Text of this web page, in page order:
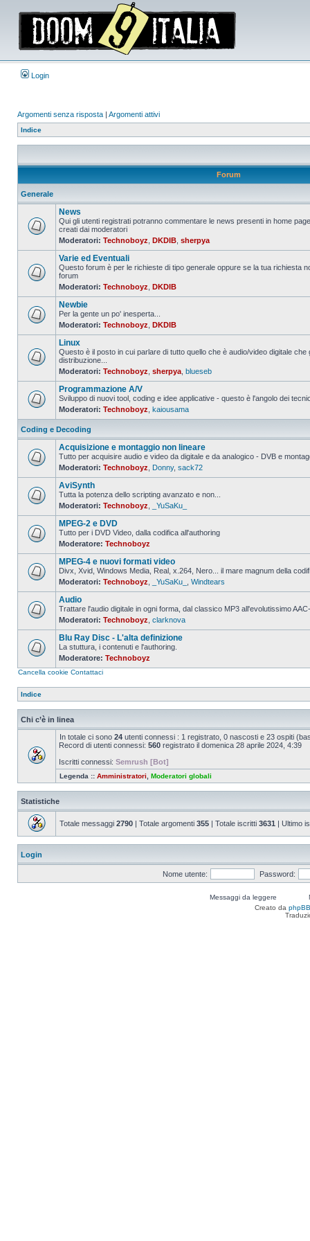
Login
Argomenti senza risposta | Argomenti attivi
Indice
Forum
Generale
Nessun
da
leggere
News
Qui gli utenti registrati potranno commentare le news presenti in home
creati dai moderatori
Moderatori: Technoboyz DKDIB sherpya
Nessun
da
leggere
Varie ed Eventuali
Questo forum è per le richieste di tipo generale oppure se la tua richiesta
forum
Moderatori: Technoboyz DKDIB
Nessun
messaggio
leggere
Newbie
Per la gente un po' inesperta...
Moderatori: Technoboyz DKDIB
Nessun
da
leggere
Linux
Questo è il posto in cui parlare di tutto quello che è audio/video digitale
distribuzione...
Moderatori: Technoboyz sherpya blueseb
Nessun
messaggio
da
leggere
Programmazione A/V
Sviluppo di nuovi tool, coding e idee applicative - questo è l'angolo dei
Moderatori: Technoboyz kaiousama
Coding e Decoding
Nessun
messaggio
da
leggere
Acquisizione e montaggio non lineare
Tutto per acquisire audio e video da digitale e da analogico - DVB e
Moderatori: Technoboyz Donny, sack72
Nessun
messaggio
da
leggere
AviSynth
Tutta la potenza dello scripting avanzato e non...
Moderatori: Technoboyz _YuSaKu_
Nessun
messaggio
da
leggere
MPEG-2 e DVD
Tutto per i DVD Video, dalla codifica all'authoring
Moderatore: Technoboyz
Nessun
messaggio
da
leggere
MPEG-4 e nuovi formati video
Divx, Xvid, Windows Media, Real, x.264, Nero... il mare magnum della
Moderatori: Technoboyz _YuSaKu_ Windtears
Nessun
messaggio
da
leggere
Audio
Trattare l'audio digitale in ogni forma, dal classico MP3 all'evolutissimo
Moderatori: Technoboyz clarknova
Nessun
messaggio
da
Blu Ray Disc - L'alta definizione
La stuttura, i contenuti e l'authoring.
Moderatore: Technoboyz
Cancella cookie Contattaci
Indice
Chi c’è in linea
In totale ci sono 24 utenti connessi : 1 registrato, 0 nascosti e 23 ospiti
Record di utenti connessi: 560 registrato il domenica 28 aprile 2024, 4:39
Iscritti connessi: Semrush [Bot]
Legenda :: Amministratori Moderatori globali
Statistiche
Totale messaggi 2790 | Totale argomenti 355 | Totale iscritti 3631 | Ultimo
Login
Nome utente: Password:
Messaggi da leggere
Creato da phpBB